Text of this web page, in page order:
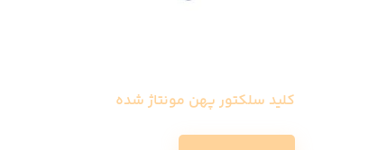
کلید سلکتور پهن مونتاژ شده